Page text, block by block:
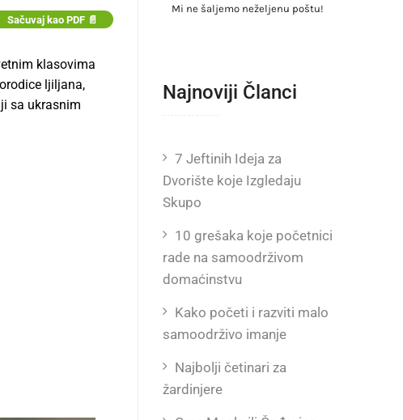
Sačuvaj kao PDF 📄
klasovima
ljiljana,
sa ukrasnim
Mi ne šaljemo neželjenu poštu!
Najnoviji Članci
7 Jeftinih Ideja za
Dvorište koje Izgledaju
Skupo
10 grešaka koje početnici
rade na samoodrživom
domaćinstvu
Kako početi i razviti malo
samoodrživo imanje
Najbolji četinari za
žardinjere